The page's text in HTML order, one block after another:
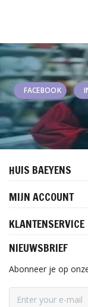
FACEBOOK
HUIS BAEYENS
MIJN ACCOUNT
KLANTENSERVICE
NIEUWSBRIEF
Abonneer je op